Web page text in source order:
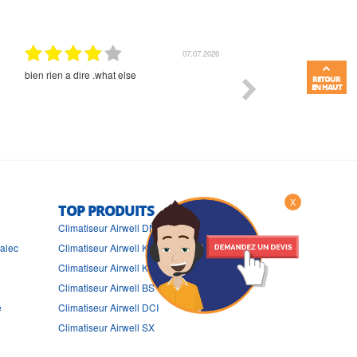
07.07.2026
bien rien a dire .what else
TOP PRODUITS
Climatiseur Airwell DN
Climatiseur Airwell KXL
Climatiseur Airwell K
Climatiseur Airwell BS
Climatiseur Airwell DCI
Climatiseur Airwell SX
X
RETOUR
EN HAUT